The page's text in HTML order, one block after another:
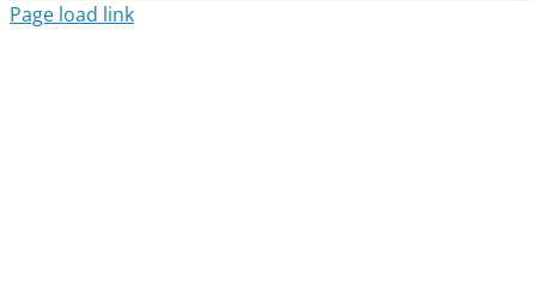
Page load link